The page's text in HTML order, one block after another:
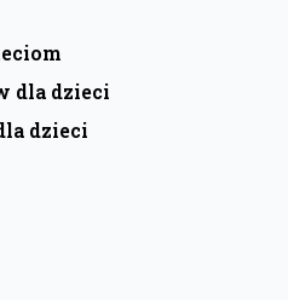
dla dzieci
dzieci